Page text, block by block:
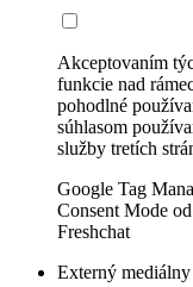
Akceptovaním
funkcie nad
pohodlné
súhlasom
služby tretích
Google Tag
Consent Mode
Freshchat
Externý mediálny